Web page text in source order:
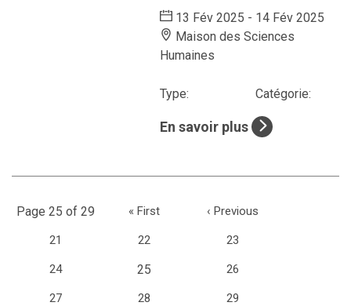
13 Fév 2025 - 14 Fév 2025
Maison des Sciences
Humaines
Type: Catégorie:
En savoir plus
Page 25 of 29 « First ‹ Previous
21 22 23
24 25 26
27 28 29